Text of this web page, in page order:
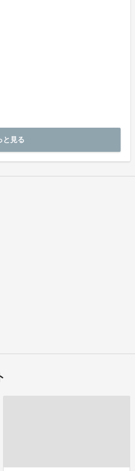
連絡いただいた後、
連絡致します。
と見る